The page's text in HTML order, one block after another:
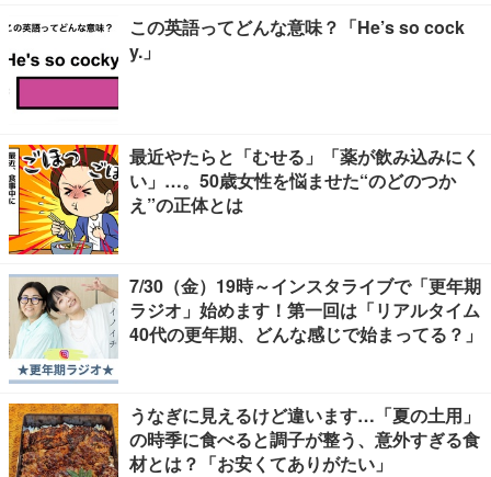
この英語ってどんな意味？「He’s so cock
y.」
最近やたらと「むせる」「薬が飲み込みにく
い」…。50歳女性を悩ませた“のどのつか
え”の正体とは
7/30（金）19時～インスタライブで「更年期
ラジオ」始めます！第一回は「リアルタイム
40代の更年期、どんな感じで始まってる？」
うなぎに見えるけど違います…「夏の土用」
の時季に食べると調子が整う、意外すぎる食
材とは？「お安くてありがたい」